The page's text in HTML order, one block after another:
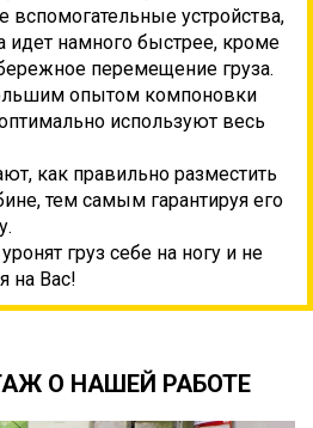
вспомогательные устройства,
идет намного быстрее, кроме
перемещение груза.
опытом компоновки
используют весь
как правильно разместить
тем самым гарантируя его
груз себе на ногу и не
на Вас!
О НАШЕЙ РАБОТЕ